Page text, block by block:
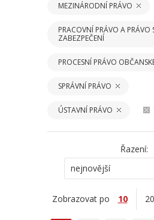
MEZINÁRODNÍ PRÁVO
PRACOVNÍ PRÁVO A PRÁVO
ZABEZPEČENÍ
PROCESNÍ PRÁVO
SPRÁVNÍ PRÁVO
ÚSTAVNÍ PRÁVO
Řazení:
nejnovější
Zobrazovat po 10 20